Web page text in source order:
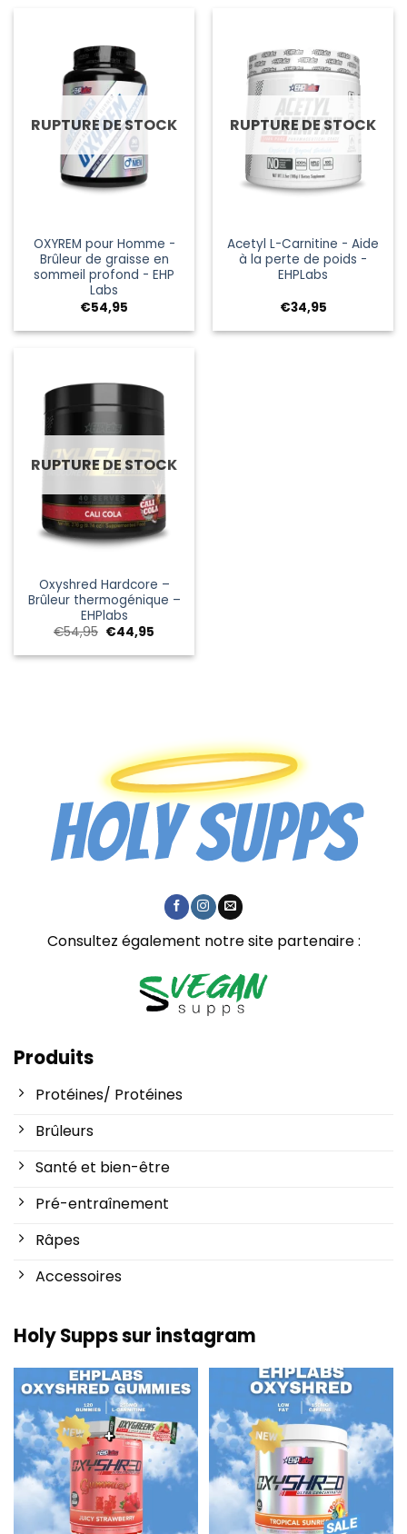
€34,95.
RUPTURE DE STOCK
OXYREM pour Homme -
Brûleur de graisse en
sommeil profond - EHP
Labs
€54,95
RUPTURE DE STOCK
Acetyl L-Carnitine - Aide
à la perte de poids -
EHPLabs
€34,95
RUPTURE DE STOCK
Oxyshred Hardcore –
Brûleur thermogénique –
EHPlabs
€54,95 Le
initial
€44,95
actuel
Consultez également notre site partenaire :
Produits
Protéines/ Protéines
Brûleurs
Santé et bien-être
Pré-entraînement
Râpes
Accessoires
Holy Supps sur instagram
Nouveau chez Holy Supps 🍬⚡
Les gommes OxyShred...
3 0
Faible teneur en matières
grasses et 150 mg de
0 2